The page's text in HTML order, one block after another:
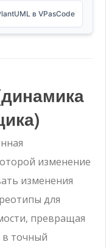
в VPasCode
изменение
изменения
для
превращая
в точный